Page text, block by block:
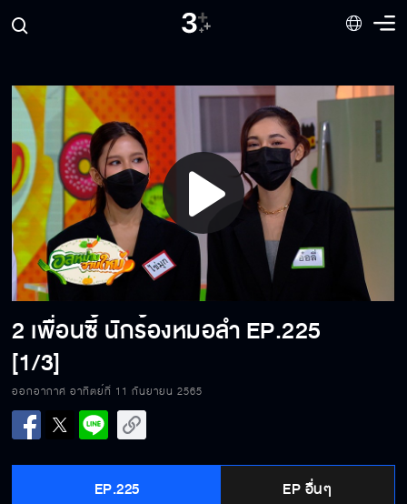
Play
Video
2 เพื่อนซี้ นักร้องหมอลำEP.225
[1/3]
ออกอากาศ อาทิตย์ที่ 11 กันยายน 2565
EP.225 EP อื่นๆ